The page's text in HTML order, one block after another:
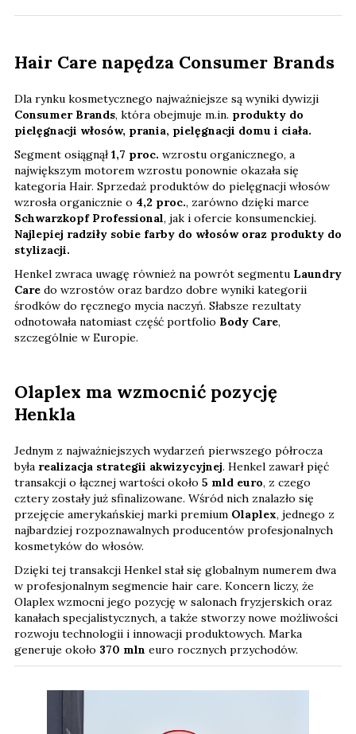
Hair Care napędza Consumer Brands
Dla rynku kosmetycznego najważniejsze są wyniki dywizji
Consumer Brands, która obejmuje m.in. produkty do
pielęgnacji włosów, prania, pielęgnacji domu i ciała.
Segment osiągnął1,7 proc. wzrostu organicznego, a
największym motorem wzrostu ponownie okazała się
kategoria Hair. Sprzedaż produktów do pielęgnacji włosów
wzrosła organicznie o 4,2 proc., zarówno dzięki marce
Schwarzkopf Professional, jak i ofercie konsumenckiej.
Najlepiej radziły sobie farby do włosów oraz produkty do
stylizacji.
Henkel zwraca uwagę również na powrót segmentu Laundry
Care do wzrostów oraz bardzo dobre wyniki kategorii
środków do ręcznego mycia naczyń. Słabsze rezultaty
odnotowała natomiast część portfolio Body Care,
szczególnie w Europie.
Olaplex ma wzmocnić pozycję
Henkla
Jednym z najważniejszych wydarzeń pierwszego półrocza
była realizacja strategii akwizycyjnej. Henkel zawarł pięć
transakcji o łącznej wartości około 5 mld euro, z czego
cztery zostały już sfinalizowane. Wśród nich znalazło się
przejęcie amerykańskiej marki premium Olaplex, jednego z
najbardziej rozpoznawalnych producentów profesjonalnych
kosmetyków do włosów.
Dzięki tej transakcji Henkel stał się globalnym numerem dwa
w profesjonalnym segmencie hair care. Koncern liczy, że
Olaplex wzmocni jego pozycję w salonach fryzjerskich oraz
kanałach specjalistycznych, a także stworzy nowe możliwości
rozwoju technologii i innowacji produktowych. Marka
generuje około 370 mln euro rocznych przychodów.